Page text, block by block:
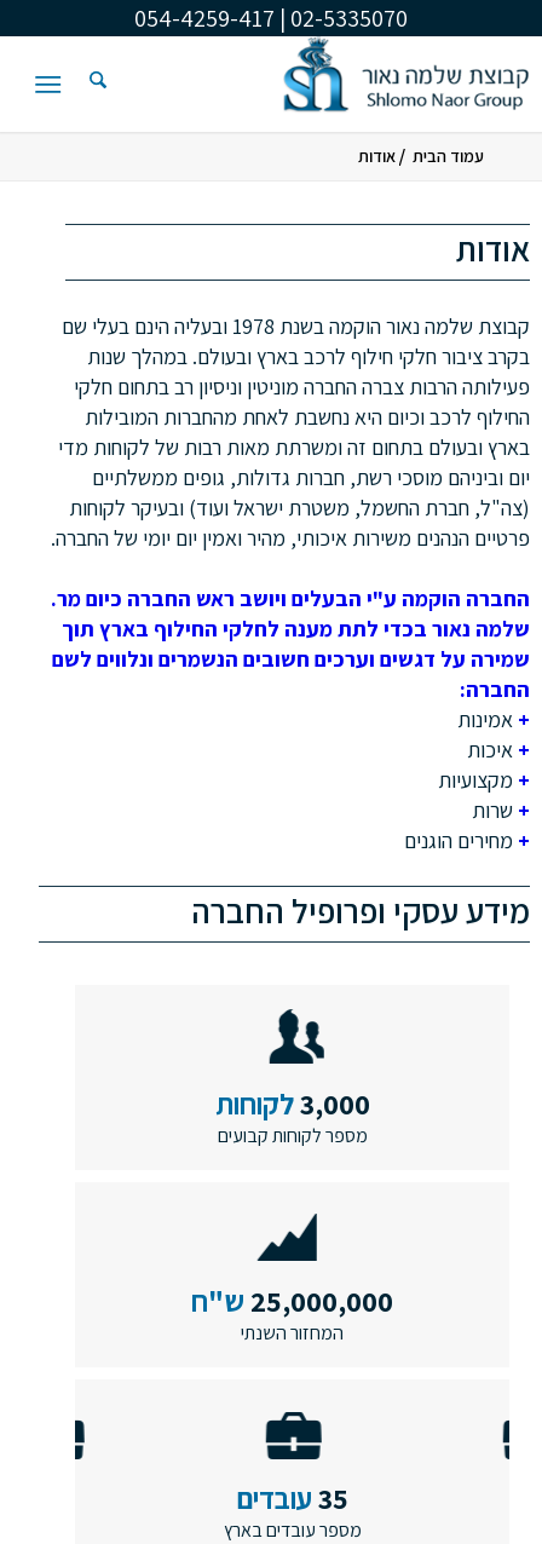
02-5335070 | 054-4259-417
עמוד הבית /אודות
אודות
קבוצת שלמה נאור הוקמה בשנת 1978 ובעליה הינם בעלי שם
בקרב ציבור חלקי חילוף לרכב בארץ ובעולם. במהלך שנות
פעילותה הרבות צברה החברה מוניטין וניסיון רב בתחום חלקי
החילוף לרכב וכיום היא נחשבת לאחת מהחברות המובילות
בארץ ובעולם בתחום זה ומשרתת מאות רבות של לקוחות מדי
יום וביניהם מוסכי רשת, חברות גדולות, גופים ממשלתיים
(צה"ל, חברת החשמל, משטרת ישראל ועוד) ובעיקר לקוחות
פרטיים הנהנים משירות איכותי, מהיר ואמין יום יומי של החברה.
החברה הוקמה ע"י הבעלים ויושב ראש החברה כיום מר.
שלמה נאור בכדי לתת מענה לחלקי החילוף בארץ תוך
שמירה על דגשים וערכים חשובים הנשמרים ונלווים לשם
החברה:
+ אמינות
+ איכות
+ מקצועיות
+ שרות
+ מחירים הוגנים
מידע עסקי ופרופיל החברה
3,000לקוחות
מספר לקוחות קבועים
25,000,000 ש"ח
המחזור השנתי
35עובדים
מספר עובדים בארץ